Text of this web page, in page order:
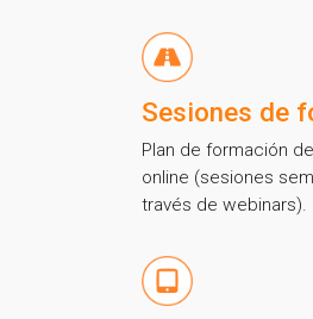
Sesiones de
Plan de formación
online (sesiones
través de webinars).